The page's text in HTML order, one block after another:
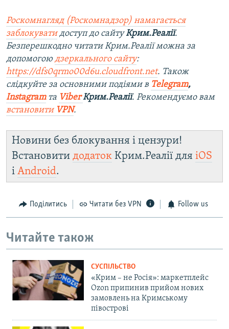
Роскомнагляд (Роскомнадзор) намагається
заблокуватидоступ до сайтуКрим.Реалії.
Безперешкодно читати Крим.Реалії можна за
допомогою дзеркального сайту:
https://dfs0qrmo00d6u.cloudfront.net. Також
слідкуйте за основними подіями в Telegram,
Instagramта ViberКрим.Реалії. Рекомендуємо вам
встановити VPN.
Новини без блокування і цензури!
Встановити додаток Крим.Реалії для iOS
і Android.
Поділитись Читати без VPN Follow us
Читайте також
СУСПІЛЬСТВО
«Крим – не Росія»: маркетплейс
Ozon припинив прийом нових
замовлень на Кримському
півострові